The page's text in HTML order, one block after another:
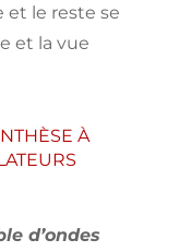
et le reste se
et la vue
À
d’ondes